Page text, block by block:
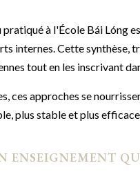
à l'École Bái Lóng
internes. Cette synthèse,
tout en les inscrivant
ces approches se
plus stable et plus efficace
ENSEIGNEMENT